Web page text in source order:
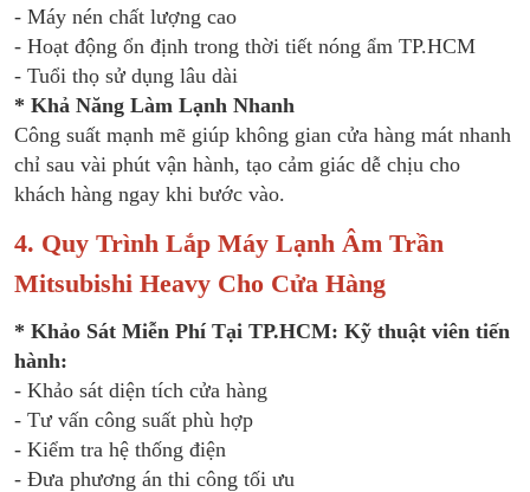
- Máy nén chất lượng cao
- Hoạt động ổn định trong thời tiết nóng ẩm TP.HCM
- Tuổi thọ sử dụng lâu dài
* Khả Năng Làm Lạnh Nhanh
Công suất mạnh mẽ giúp không gian cửa hàng mát nhanh
chỉ sau vài phút vận hành, tạo cảm giác dễ chịu cho
khách hàng ngay khi bước vào.
4. Quy Trình Lắp Máy Lạnh Âm Trần
Mitsubishi Heavy Cho Cửa Hàng
* Khảo Sát Miễn Phí Tại TP.HCM: Kỹ thuật viên tiến
hành:
- Khảo sát diện tích cửa hàng
- Tư vấn công suất phù hợp
- Kiểm tra hệ thống điện
- Đưa phương án thi công tối ưu